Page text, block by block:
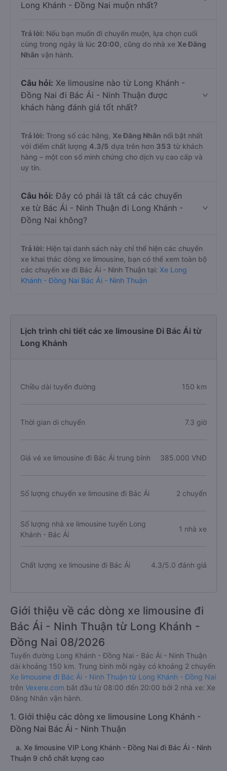
Long Khánh - Đồng Nai muộn nhất?
Trả lời: Nếu bạn muốn đi chuyến muộn, lựa chọn cuối
cùng trong ngày là lúc 20:00 , cũng do nhà xe Xe Đăng
Nhân vận hành.
Câu hỏi: Xe limousine nào từ Long Khánh -
Đồng Nai đi Bác Ái - Ninh Thuận được
khách hàng đánh giá tốt nhất?
Trả lời: Trong số các hãng, Xe Đăng Nhân nổi bật nhất
với điểm chất lượng 4.3/5 dựa trên hơn 353 từ khách
hàng – một con số minh chứng cho dịch vụ cao cấp và
uy tín.
Câu hỏi: Đây có phải là tất cả các chuyến
xe từ Bác Ái - Ninh Thuận đi Long Khánh -
Đồng Nai không?
Trả lời: Hiện tại danh sách này chỉ thể hiện các chuyến
xe khai thác dòng xe limousine, bạn có thể xem toàn bộ
các chuyến xe đi Bác Ái - Ninh Thuận tại: Xe Long
Khánh - Đồng Nai Bác Ái - Ninh Thuận
Lịch trình chi tiết các xe limousine Đi Bác Ái từ
Long Khánh
Chiều dài tuyến đường 150 km
Thời gian di chuyển 7.3 giờ
Giá vé xe limousine đi Bác Ái trung bình 385.000 VNĐ
Số lượng chuyến xe limousine đi Bác Ái 2 chuyến
Số lượng nhà xe limousine tuyến Long
Khánh - Bác Ái
1 nhà xe
Chất lượng xe limousine đi Bác Ái 4.3/5.0 đánh giá
Giới thiệu về các dòng xe limousine đi
Bác Ái - Ninh Thuận từ Long Khánh -
Đồng Nai 08/2026
Tuyến đường Long Khánh - Đồng Nai - Bác Ái - Ninh Thuận
dài khoảng 150 km. Trung bình mỗi ngày có khoảng 2 chuyến
Xe limousine đi Bác Ái - Ninh Thuận từ Long Khánh - Đồng Nai
trên Vexere.com bắt đầu từ 08:00 đến 20:00 bởi 2 nhà xe: Xe
Đăng Nhân vận hành.
1. Giới thiệu các dòng xe limousine Long Khánh -
Đồng Nai Bác Ái - Ninh Thuận
a. Xe limousine VIP Long Khánh - Đồng Nai đi Bác Ái - Ninh
Thuận 9 chỗ chất lượng cao